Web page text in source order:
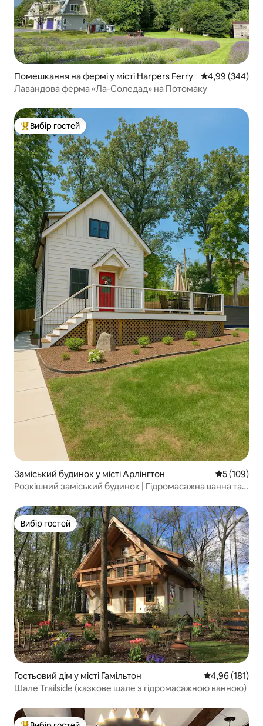
Помешкання на фермі у місті Harpers Ferry Середня
4,99 (344)
Лавандова ферма «Ла-Соледад» на Потомаку
Топ вибір гостей
Вибір гостей
Заміський будинок у місті Арлінгтон Середня
5 (109)
Розкішний заміський будинок | Гідромасажна ванна та
Вибір гостей
Вибір гостей
Гостьовий дім у місті Гамільтон Середня
4,96 (181)
Шале Trailside (казкове шале з гідромасажною ванною)